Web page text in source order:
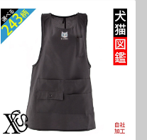
プレゼントギフト 馬 鳥 豚 魚 ori
-a-bag25-g06-s